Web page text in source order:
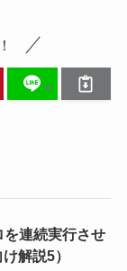
連続実行させ
解説5）